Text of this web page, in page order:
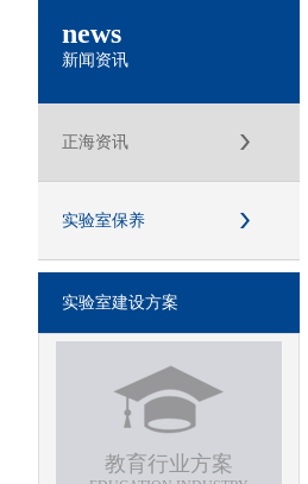
news
新闻资讯
正海资讯
实验室保养
实验室建设方案
教育行业方案